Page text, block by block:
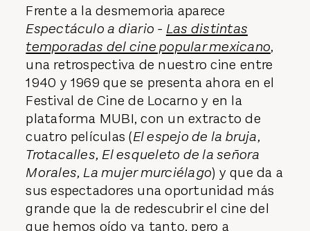
Frente a la desmemoria aparece
Espectáculo a diario - Las distintas
temporadas del cine popular mexicano,
una retrospectiva de nuestro cine entre
1940 y 1969 que se presenta ahora en el
Festival de Cine de Locarno y en la
plataforma MUBI, con un extracto de
cuatro películas (El espejo de la bruja,
Trotacalles, El esqueleto de la señora
Morales, La mujer murciélago) y que da a
sus espectadores una oportunidad más
grande que la de redescubrir el cine del
que hemos oído ya tanto, pero a